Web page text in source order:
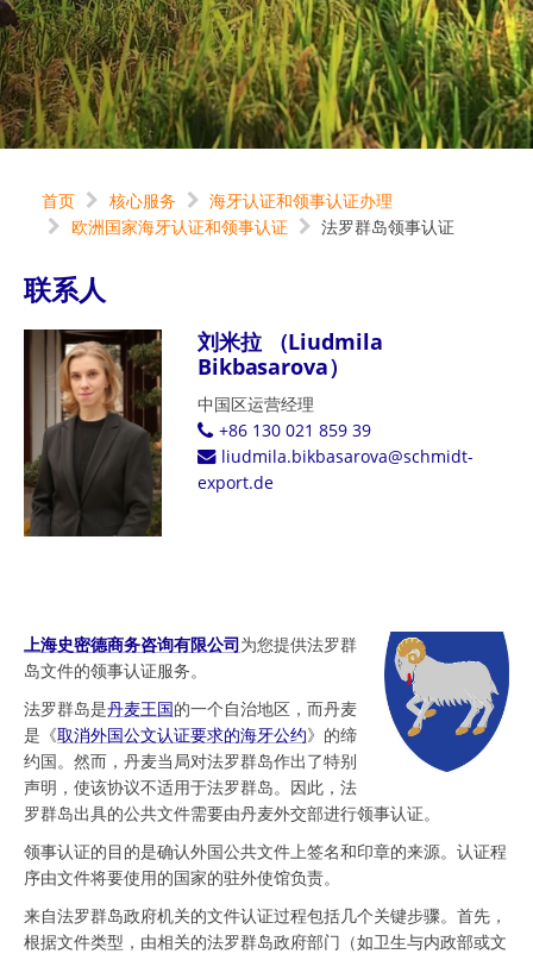
首页 核心服务
海牙认证和领事认证办理
欧洲国家海牙认证和领事认证
法罗群岛领事认证
联系人
刘米拉 （Liudmila
Bikbasarova）
中国区运营经理
+86 130 021 859 39
liudmila.bikbasarova@schmidt-
export.de
上海史密德商务咨询有限公司为您提供法罗群
岛文件的领事认证服务。
法罗群岛是丹麦王国的一个自治地区，而丹麦
是《取消外国公文认证要求的海牙公约》的缔
约国。然而，丹麦当局对法罗群岛作出了特别
声明，使该协议不适用于法罗群岛。因此，法
罗群岛出具的公共文件需要由丹麦外交部进行领事认证。
领事认证的目的是确认外国公共文件上签名和印章的来源。认证程
序由文件将要使用的国家的驻外使馆负责。
来自法罗群岛政府机关的文件认证过程包括几个关键步骤。首先，
根据文件类型，由相关的法罗群岛政府部门（如卫生与内政部或文